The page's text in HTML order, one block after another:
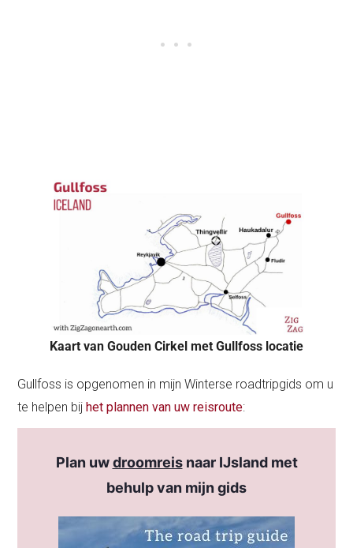
Kaart van Gouden Cirkel met Gullfoss locatie
Gullfoss is opgenomen in mijn Winterse roadtripgids om u
te helpen bijhet plannen van uw reisroute:
Plan uwdroomreisnaar IJsland met
behulp van mijn gids